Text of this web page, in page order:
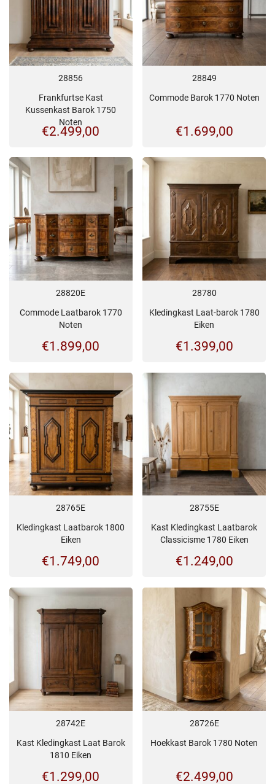
28856
Frankfurtse Kast
Kussenkast Barok 1750
Noten
€2.499,00
28849
Commode Barok 1770 Noten
€1.699,00
28820E
Commode Laatbarok 1770
Noten
€1.899,00
28780
Kledingkast Laat-barok 1780
Eiken
€1.399,00
28765E
Kledingkast Laatbarok 1800
Eiken
€1.749,00
28755E
Kast Kledingkast Laatbarok
Classicisme 1780 Eiken
€1.249,00
28742E
Kast Kledingkast Laat Barok
1810 Eiken
€1.299,00
28726E
Hoekkast Barok 1780 Noten
€2.499,00